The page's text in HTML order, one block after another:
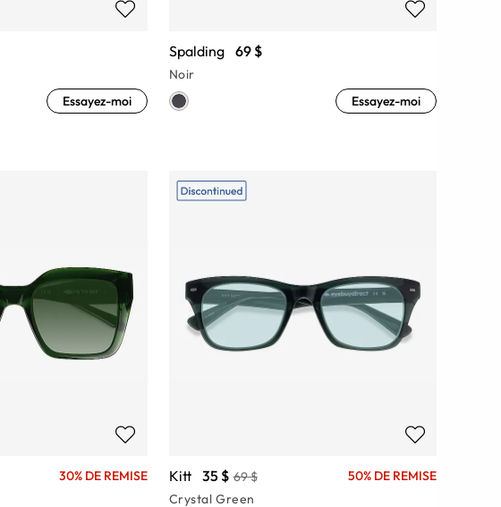
Essayez-moi
Spalding 69 $
Noir
Essayez-moi
30% DE REMISE
Kitt 35 $ 69 $
50% DE REMISE
Crystal Green